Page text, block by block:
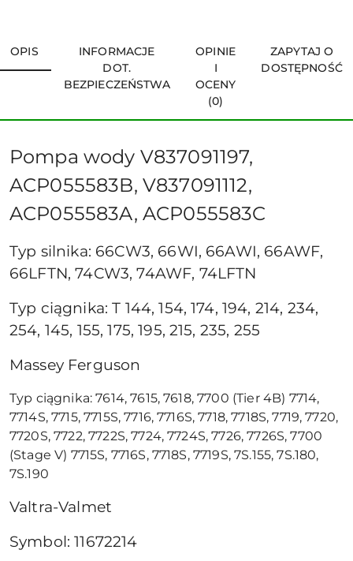
OPIS
INFORMACJE
DOT.
BEZPIECZEŃSTWA
OPINIE
I
OCENY
(0)
ZAPYTAJ O
DOSTĘPNOŚĆ
Pompa wody V837091197,
ACP055583B, V837091112,
ACP055583A, ACP055583C
Typ silnika: 66CW3, 66WI, 66AWI, 66AWF,
66LFTN, 74CW3, 74AWF, 74LFTN
Typ ciągnika: T 144, 154, 174, 194, 214, 234,
254, 145, 155, 175, 195, 215, 235, 255
Massey Ferguson
Typ ciągnika: 7614, 7615, 7618, 7700 (Tier 4B) 7714,
7714S, 7715, 7715S, 7716, 7716S, 7718, 7718S, 7719, 7720,
7720S, 7722, 7722S, 7724, 7724S, 7726, 7726S, 7700
(Stage V) 7715S, 7716S, 7718S, 7719S, 7S.155, 7S.180,
7S.190
Valtra-Valmet
Symbol: 11672214